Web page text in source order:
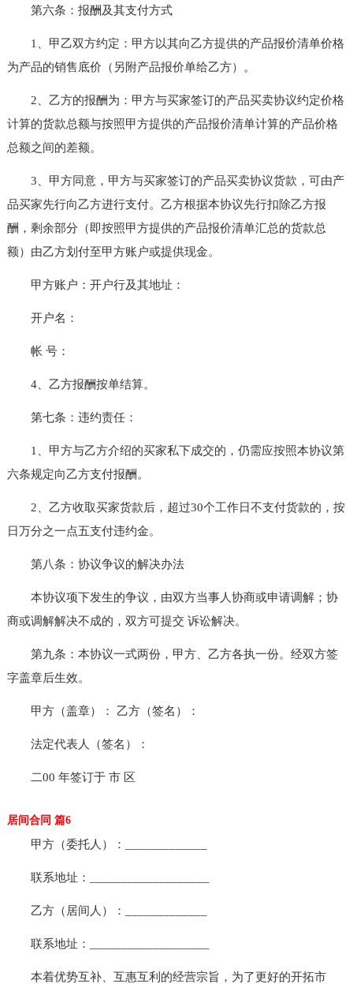
第六条：报酬及其支付方式
1、甲乙双方约定：甲方以其向乙方提供的产品报价清单价格
为产品的销售底价（另附产品报价单给乙方）。
2、乙方的报酬为：甲方与买家签订的产品买卖协议约定价格
计算的货款总额与按照甲方提供的产品报价清单计算的产品价格
总额之间的差额。
3、甲方同意，甲方与买家签订的产品买卖协议货款，可由产
品买家先行向乙方进行支付。乙方根据本协议先行扣除乙方报
酬，剩余部分（即按照甲方提供的产品报价清单汇总的货款总
额）由乙方划付至甲方账户或提供现金。
甲方账户：开户行及其地址：
开户名：
帐 号：
4、乙方报酬按单结算。
第七条：违约责任：
1、甲方与乙方介绍的买家私下成交的，仍需应按照本协议第
六条规定向乙方支付报酬。
2、乙方收取买家货款后，超过30个工作日不支付货款的，按
日万分之一点五支付违约金。
第八条：协议争议的解决办法
本协议项下发生的争议，由双方当事人协商或申请调解；协
商或调解解决不成的，双方可提交 诉讼解决。
第九条：本协议一式两份，甲方、乙方各执一份。经双方签
字盖章后生效。
甲方（盖章）： 乙方（签名）：
法定代表人（签名）：
二00 年签订于 市 区
居间合同 篇6
甲方（委托人）：_____________
联系地址：___________________
乙方（居间人）：_____________
联系地址：___________________
本着优势互补、互惠互利的经营宗旨，为了更好的开拓市